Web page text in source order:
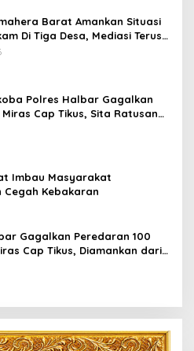
Barat Amankan Situasi
Di Tiga Desa, Mediasi Terus
Polres Halbar Gagalkan
Cap Tikus, Sita Ratusan
Bukti
Imbau Masyarakat
Kebakaran
Gagalkan Peredaran 100
Cap Tikus, Diamankan dari
Desa Tosoa